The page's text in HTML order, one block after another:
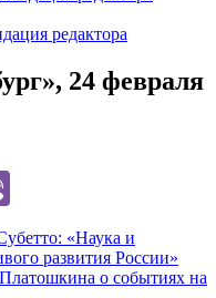
редактора
24 февраля
«Наука и
развития России»
о событиях на